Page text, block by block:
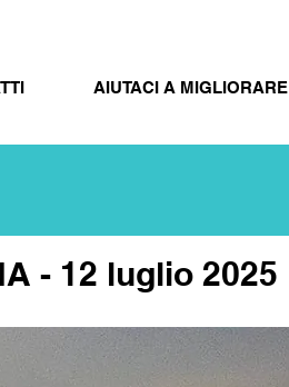
AIUTACI A MIGLIORARE
- 12 luglio 2025